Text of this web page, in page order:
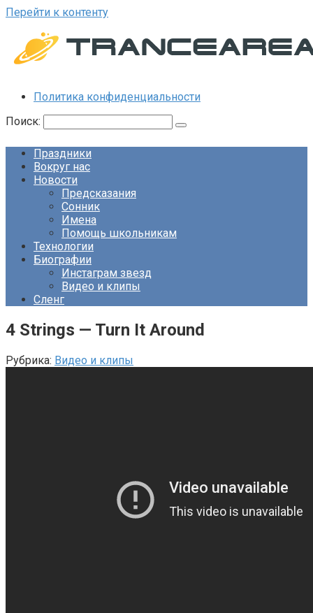
Перейти к контенту
Политика конфиденциальности
Поиск:
Праздники
Вокруг нас
Новости
Предсказания
Сонник
Имена
Помощь школьникам
Технологии
Биографии
Инстаграм звезд
Видео и клипы
Сленг
4 Strings — Turn It Around
Рубрика: Видео и клипы